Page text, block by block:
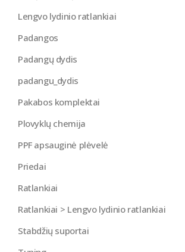
Lengvo lydinio ratlankiai
Padangos
Padangų dydis
padangu_dydis
Pakabos komplektai
Plovyklų chemija
PPF apsauginė plėvelė
Priedai
Ratlankiai
Ratlankiai > Lengvo lydinio ratlankiai
Stabdžių suportai